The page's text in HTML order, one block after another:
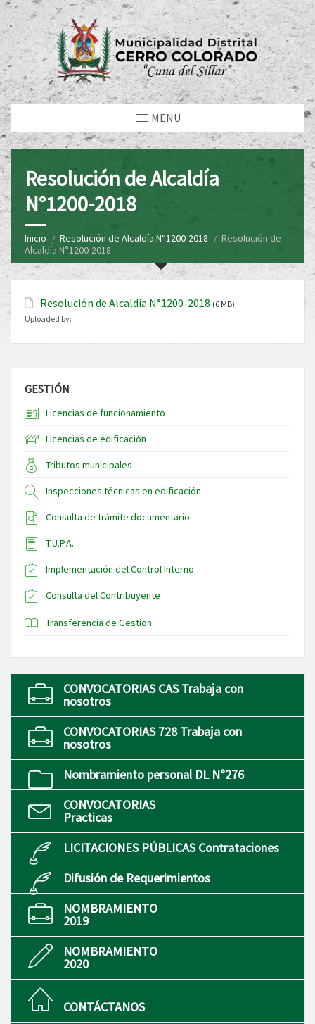
MENU
Resolución de Alcaldía
N°1200-2018
Inicio Resolución de Alcaldía N°1200-2018
Resolución de
Alcaldía N°1200-2018
Resolución de Alcaldía N°1200-2018 (6 MB)
Uploaded by:
GESTIÓN
Licencias de funcionamiento
Licencias de edificación
Tributos municipales
Inspecciones técnicas en edificación
Consulta de trámite documentario
T.U.P.A.
Implementación del Control Interno
Consulta del Contribuyente
Transferencia de Gestion
CONVOCATORIAS CAS Trabaja con
nosotros
CONVOCATORIAS 728 Trabaja con
nosotros
Nombramiento personal DL N°276
CONVOCATORIAS
Practicas
LICITACIONES PÚBLICAS Contrataciones
Difusión de Requerimientos
NOMBRAMIENTO
2019
NOMBRAMIENTO
2020
CONTÁCTANOS